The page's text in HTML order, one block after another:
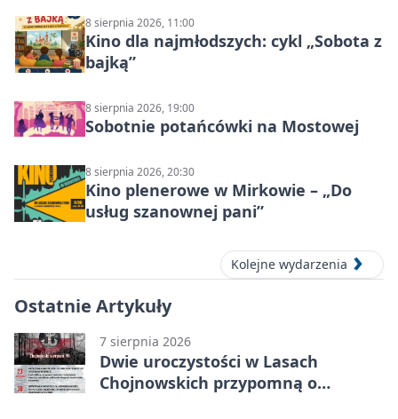
8 sierpnia 2026, 11:00
Kino dla najmłodszych: cykl „Sobota z
bajką”
8 sierpnia 2026, 19:00
Sobotnie potańcówki na Mostowej
8 sierpnia 2026, 20:30
Kino plenerowe w Mirkowie – „Do
usług szanownej pani”
Kolejne wydarzenia
Ostatnie Artykuły
7 sierpnia 2026
Dwie uroczystości w Lasach
Chojnowskich przypomną o